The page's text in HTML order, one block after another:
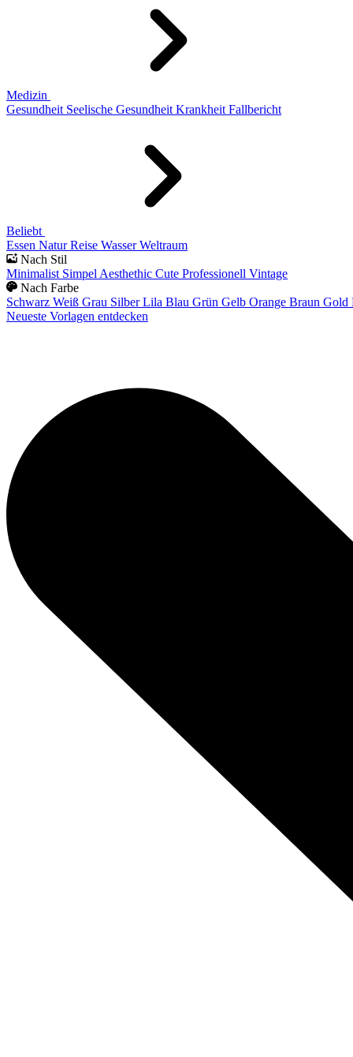
Medizin
Gesundheit Seelische Gesundheit Krankheit Fallbericht
Beliebt
Essen Natur Reise Wasser Weltraum
Nach Stil
Minimalist Simpel Aesthethic Cute Professionell Vintage
Nach Farbe
Schwarz Weiß Grau Silber Lila Blau Grün Gelb Orange Braun Gold
Neueste Vorlagen entdecken